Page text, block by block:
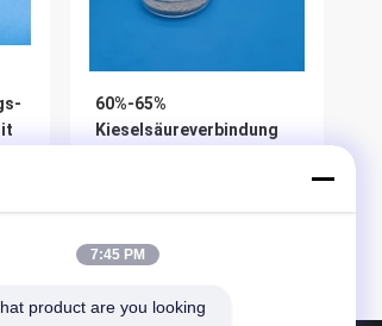
60%-65%
Kieselsäureverbindung
starkerBestpreis
7:45 PM
product are you looking